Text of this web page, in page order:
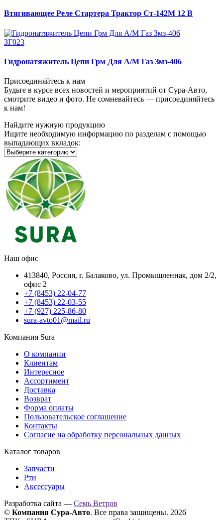
Втягивающее Реле Стартера Трактор Ст-142М 12 В
ЗГ023
Гидронатяжитель Цепи Грм Для А/М Газ Змз-406
Присоединяйтесь к нам
Будьте в курсе всех новостей и мероприятий от Сура-Авто,
смотрите видео и фото. Не сомневайтесь — присоединяйтесь
к нам!
Найдите нужную продукцию
Ищите необходимую информацию по разделам с помощью
выпадающих вкладок:
Наш офис
413840, Россия, г. Балаково, ул. Промышленная, дом 2/2,
офис 2
+7 (8453) 22-04-77
+7 (8453) 22-03-55
+7 (927) 225-86-80
sura-avto01@mail.ru
Компания Sura
О компании
Клиентам
Интересное
Ассортимент
Доставка
Возврат
Форма оплаты
Пользовательское соглашение
Контакты
Согласие на обработку персональных данных
Каталог товаров
Запчасти
Рти
Аксессуары
Разработка сайта — Семь Ветров
© Компания Сура-Авто. Все права защищены. 2026